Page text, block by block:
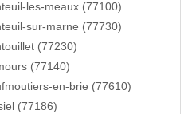
les-meaux (77100)
sur-marne (77730)
(77230)
(77140)
en-brie (77610)
(77186)